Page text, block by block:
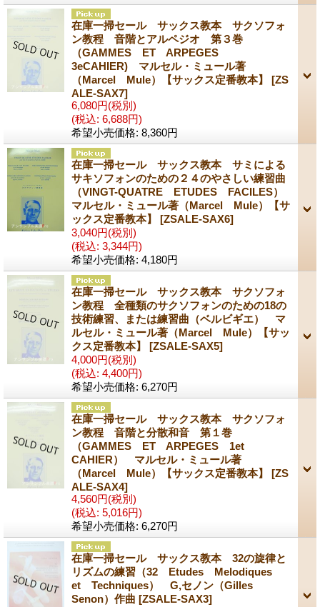
在庫一掃セール サックス教本 サクソフォ
ン教程 音階とアルペジオ 第３巻
（GAMMES ET ARPEGES
3eCAHIER) マルセル・ミュール著
（Marcel Mule）【サックス定番教本】 [ZS
ALE-SAX7]
6,080円(税別)
(税込: 6,688円)
希望小売価格: 8,360円
在庫一掃セール サックス教本 サミによる
サキソフォンのための２４のやさしい練習曲
（VINGT-QUATRE ETUDES FACILES）
マルセル・ミュール著（Marcel Mule）【サ
ックス定番教本】 [ZSALE-SAX6]
3,040円(税別)
(税込: 3,344円)
希望小売価格: 4,180円
在庫一掃セール サックス教本 サクソフォ
ン教程 全種類のサクソフォンのための18の
技術練習、または練習曲（ベルビギエ） マ
ルセル・ミュール著（Marcel Mule）【サッ
クス定番教本】 [ZSALE-SAX5]
4,000円(税別)
(税込: 4,400円)
希望小売価格: 6,270円
在庫一掃セール サックス教本 サクソフォ
ン教程 音階と分散和音 第１巻
（GAMMES ET ARPEGES 1et
CAHIER） マルセル・ミュール著
（Marcel Mule）【サックス定番教本】 [ZS
ALE-SAX4]
4,560円(税別)
(税込: 5,016円)
希望小売価格: 6,270円
在庫一掃セール サックス教本 32の旋律と
リズムの練習（32 Etudes Melodiques
et Techniques） G,セノン（Gilles
Senon）作曲 [ZSALE-SAX3]